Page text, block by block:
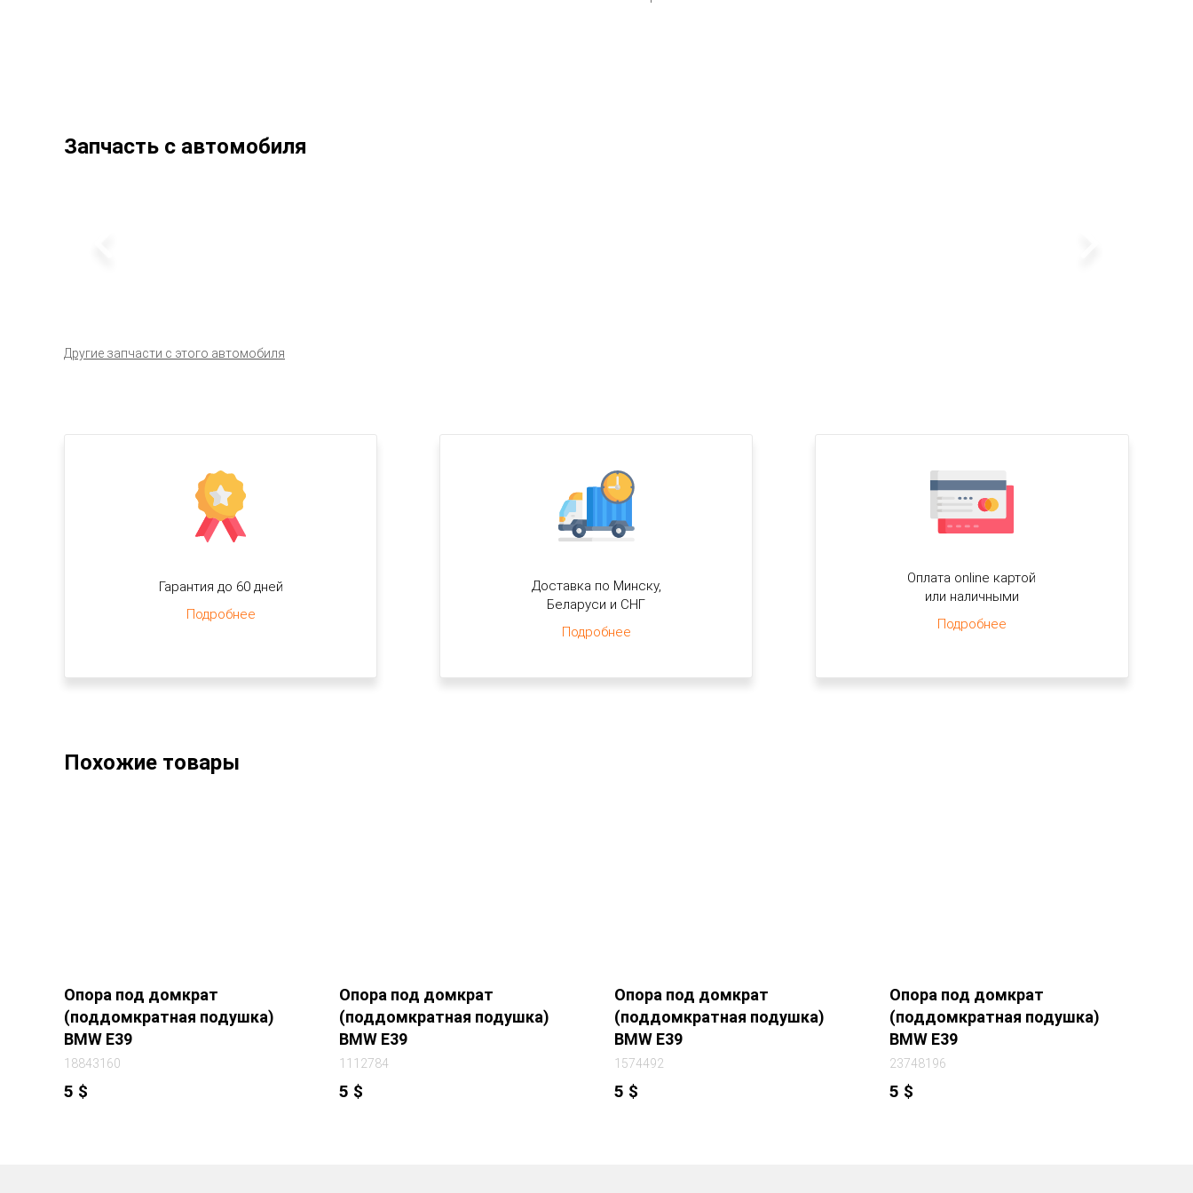
Запчасть с автомобиля
Другие запчасти с этого автомобиля
Гарантия до 60 дней
Подробнее
Доставка по Минску,
Беларуси и СНГ
Подробнее
Оплата online картой
или наличными
Подробнее
Похожие товары
Опора под домкрат
(поддомкратная подушка)
BMW E39
18843160
5 $
Опора под домкрат
(поддомкратная подушка)
BMW E39
1112784
5 $
Опора под домкрат
(поддомкратная подушка)
BMW E39
1574492
5 $
Опора под домкрат
(поддомкратная подушка)
BMW E39
23748196
5 $